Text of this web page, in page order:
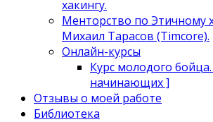
хакингу.
Менторство по Этичному
Михаил Тарасов (Timcore).
Онлайн-курсы
Курс молодого бойца.
начинающих ]
Отзывы о моей работе
Библиотека